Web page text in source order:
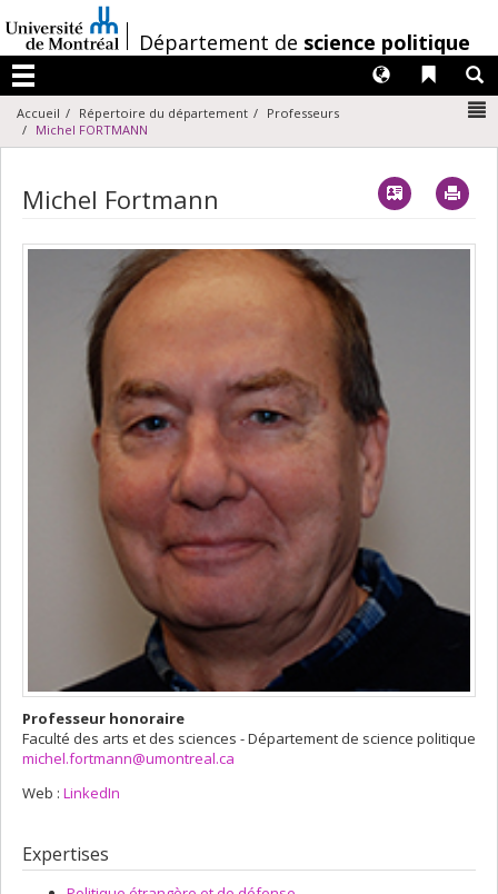
au
contenu
/Département de science politique
Menu
Liens
Langues
Accueil Répertoire du département
Professeurs
Michel FORTMANN
Michel Fortmann Vcard
Professeur honoraire
Faculté des arts et des sciences - Département de science politique
michel.fortmann@umontreal.ca
Web : LinkedIn
Expertises